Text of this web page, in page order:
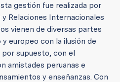
gestión fue realizada por
Relaciones Internacionales
vienen de diversas partes
europeo con la ilusión de
por supuesto, con el
amistades peruanas e
y enseñanzas. Con